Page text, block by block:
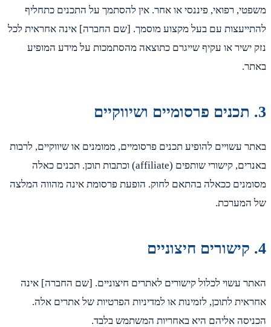
רפואי, פיננסי או אחר. אין להסתמך על התכנים כתחליף
עם בעל מקצוע מוסמך. [שם החברה] אינה אחראית לכל
ישיר או עקיף שייגרם כתוצאה מהסתמכות על מידע המופיע
עשויים להופיע תכנים פרסומיים, ממומנים או שיווקיים, לרבות
באנרים, קישורי שותפים (affiliate) וכתבות תוכן. תכנים כאלה
ככאלה בהתאם לחוק. הופעת פרסומת אינה מהווה המלצה
המערכת.
עשוי לכלול קישורים לאתרים חיצוניים. [שם החברה] אינה
לתוכן, לזמינות או למדיניות הפרטיות של אתרים אלה.
אליהם היא באחריות המשתמש בלבד.